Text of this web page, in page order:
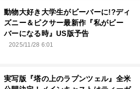
動物大好き大学生がビーバーに!?ディ
ズニー＆ピクサー最新作『私がビー
バーになる時』US版予告
2025/11/28 6:01
実写版『塔の上のラプンツェル』全米